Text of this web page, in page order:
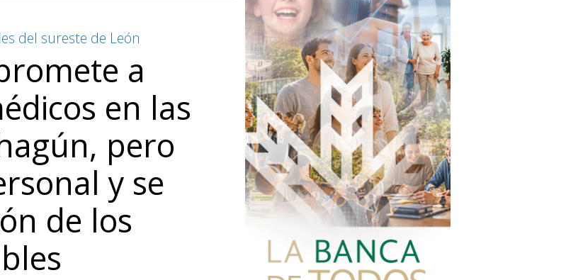
del sureste de León
a
en las
pero
y se
de los